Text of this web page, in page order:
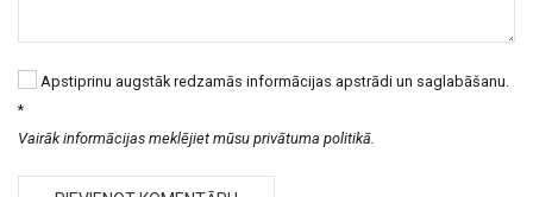
Apstiprinu augstāk redzamās informācijas apstrādi un saglabāšanu.
*
Vairāk informācijas meklējiet mūsu privātuma politikā.